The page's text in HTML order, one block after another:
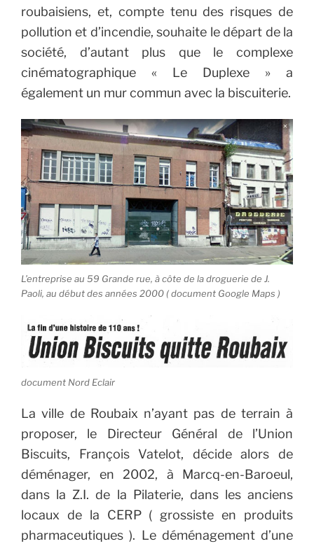
roubaisiens, et, compte tenu des risques de
pollution et d’incendie, souhaite le départ de la
société, d’autant plus que le complexe
cinématographique « Le Duplexe » a
également un mur commun avec la biscuiterie.
L’entreprise au 59 Grande rue, à côte de la droguerie de J.
Paoli, au début des années 2000 ( document Google Maps )
document Nord Eclair
La ville de Roubaix n’ayant pas de terrain à
proposer, le Directeur Général de l’Union
Biscuits, François Vatelot, décide alors de
déménager, en 2002, à Marcq-en-Baroeul,
dans la Z.I. de la Pilaterie, dans les anciens
locaux de la CERP ( grossiste en produits
pharmaceutiques ). Le déménagement d’une